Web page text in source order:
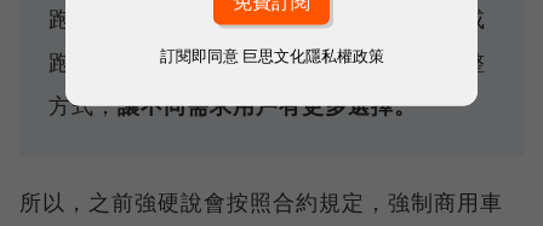
跑業務、買菜、環島、車聚、解鎖徽章，或
跑外送都不該受拘束，並宣布兩個資費調整
方式，讓不同需求用戶有更多選擇。
所以，之前強硬說會按照合約規定，強制商用車
訂閱即同意 巨思文化隱私權政策